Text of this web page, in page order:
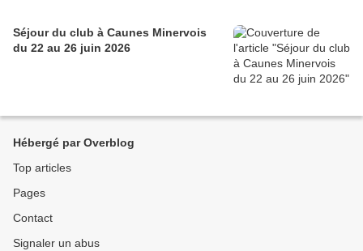
Séjour du club à Caunes Minervois
du 22 au 26 juin 2026
Hébergé par Overblog
Top articles
Pages
Contact
Signaler un abus